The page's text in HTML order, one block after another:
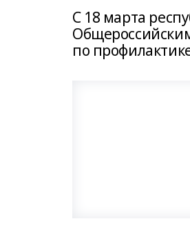
С 18 марта
по